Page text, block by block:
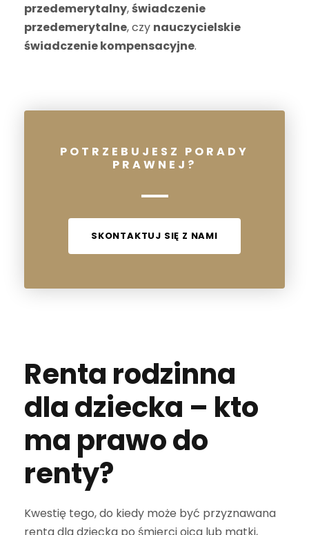
przedemerytalny,świadczenie
przedemerytalne, czy nauczycielskie
świadczenie kompensacyjne.
POTRZEBUJESZ PORADY
PRAWNEJ?
SKONTAKTUJ SIĘ Z NAMI
Renta rodzinna
dla dziecka – kto
ma prawo do
renty?
Kwestię tego, do kiedy może być przyznawana